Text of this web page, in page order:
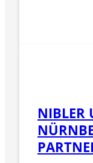
NIBLER